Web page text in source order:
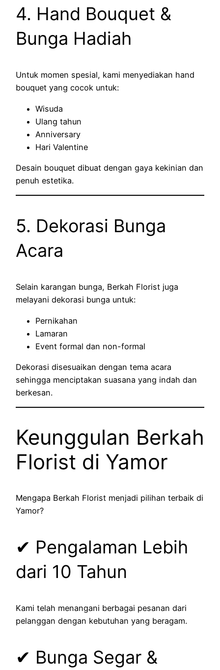
4. Hand Bouquet &
Bunga Hadiah
Untuk momen spesial, kami menyediakan hand
bouquet yang cocok untuk:
Wisuda
Ulang tahun
Anniversary
Hari Valentine
Desain bouquet dibuat dengan gaya kekinian dan
penuh estetika.
5. Dekorasi Bunga
Acara
Selain karangan bunga, Berkah Florist juga
melayani dekorasi bunga untuk:
Pernikahan
Lamaran
Event formal dan non-formal
Dekorasi disesuaikan dengan tema acara
sehingga menciptakan suasana yang indah dan
berkesan.
Keunggulan Berkah
Florist di Yamor
Mengapa Berkah Florist menjadi pilihan terbaik di
Yamor?
✔ Pengalaman Lebih
dari 10 Tahun
Kami telah menangani berbagai pesanan dari
pelanggan dengan kebutuhan yang beragam.
✔ Bunga Segar &